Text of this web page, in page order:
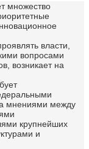
множество
власти,
вопросами
возникает на
мнениями между
крупнейших
и